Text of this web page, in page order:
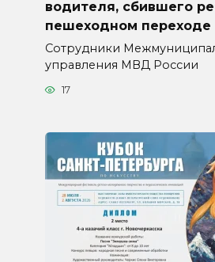
водителя, сбившего
пешеходном переходе
Сотрудники
управления МВД России
17